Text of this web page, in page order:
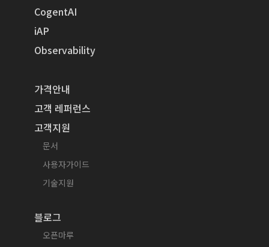
CogentAI
iAP
Observability
가격안내
고객 레퍼런스
고객지원
문서
사용자가이드
기술지원
블로그
오픈마루